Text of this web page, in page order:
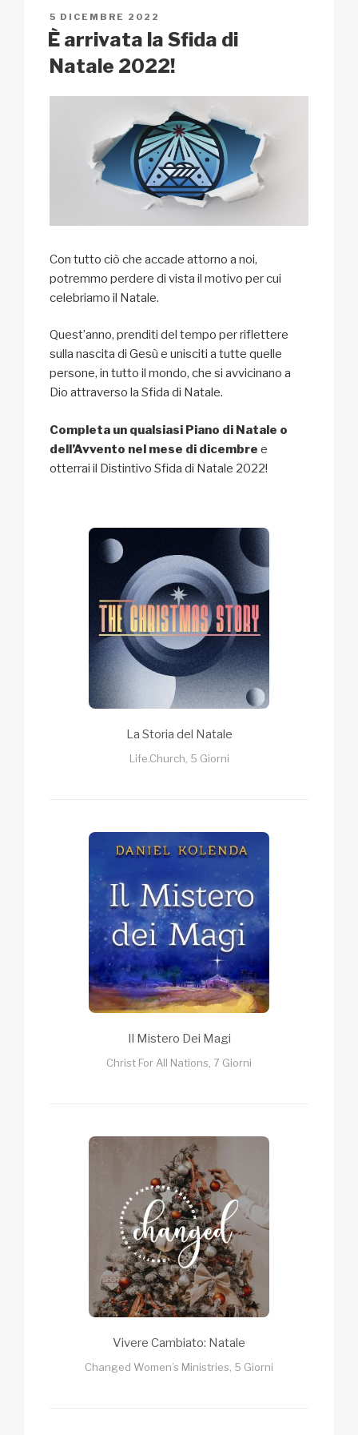
n
k
o
o
k
p
PUBBLICATO
IL
5 DICEMBRE 2022
È arrivata la Sfida di
Natale 2022!
Con tutto ciò che accade attorno a noi,
potremmo perdere di vista il motivo per cui
celebriamo il Natale.
Quest’anno, prenditi del tempo per riflettere
sulla nascita di Gesù e unisciti a tutte quelle
persone, in tutto il mondo, che si avvicinano a
Dio attraverso la Sfida di Natale.
Completa un qualsiasi Piano di Natale o
dell’Avvento nel mese di dicembre e
otterrai il Distintivo Sfida di Natale 2022!
La Storia del Natale
Life.Church, 5 Giorni
Il Mistero Dei Magi
Christ For All Nations, 7 Giorni
Vivere Cambiato: Natale
Changed Women’s Ministries, 5 Giorni